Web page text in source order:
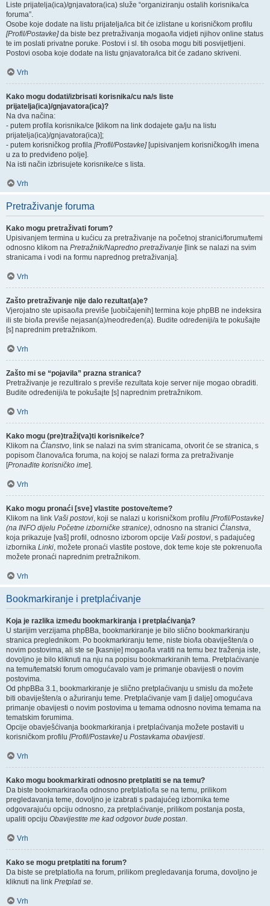
Liste prijatelja(ica)/gnjavatora(ica) služe “organiziranju ostalih korisnika/ca
foruma”.
Osobe koje dodate na listu prijatelja/ica bit će izlistane u korisničkom profilu
[Profil/Postavke]da biste bez pretraživanja mogao/la vidjeti njihov online status
te im poslati privatne poruke. Postovi i sl. tih osoba mogu biti posvijetljeni.
Postovi osoba koje dodate na listu gnjavatora/ica bit će zadano skriveni.
Vrh
Kako mogu dodati/izbrisati korisnika/cu na/s liste
prijatelja(ica)/gnjavatora(ica)?
Na dva načina:
- putem profila korisnika/ce [klikom na link dodajete ga/ju na listu
prijatelja(ica)/gnjavatora(ica)];
- putem korisničkog profila [Profil/Postavke][upisivanjem korisničkog/ih imena
u za to predviđeno polje].
Na isti način izbrisujete korisnike/ce s lista.
Vrh
Pretraživanje foruma
Kako mogu pretraživati forum?
Upisivanjem termina u kućicu za pretraživanje na početnoj stranici/forumu/temi
odnosno klikom na Pretražnik/Napredno pretraživanje [link se nalazi na svim
stranicama i vodi na formu naprednog pretraživanja].
Vrh
Zašto pretraživanje nije dalo rezultat(a)e?
Vjerojatno ste upisao/la previše [uobičajenih] termina koje phpBB ne indeksira
ili ste bio/la previše nejasan(a)/neodređen(a). Budite određeniji/a te pokušajte
[s] naprednim pretražnikom.
Vrh
Zašto mi se “pojavila” prazna stranica?
Pretraživanje je rezultiralo s previše rezultata koje server nije mogao obraditi.
Budite određeniji/a te pokušajte [s] naprednim pretražnikom.
Vrh
Kako mogu (pre)traži(va)ti korisnike/ce?
Klikom na Članstvo, link se nalazi na svim stranicama, otvorit će se stranica, s
popisom članova/ica foruma, na kojoj se nalazi forma za pretraživanje
[Pronađite korisničko ime].
Vrh
Kako mogu pronaći [sve] vlastite postove/teme?
Klikom na link Vaši postovi, koji se nalazi u korisničkom profilu [Profil/Postavke]
(na INFO dijelu Početne izborničke stranice), odnosno na stranici Članstva,
koja prikazuje [vaš] profil, odnosno izborom opcije Vaši postovi, s padajućeg
izbornika Linki, možete pronaći vlastite postove, dok teme koje ste pokrenuo/la
možete pronaći naprednim pretražnikom.
Vrh
Bookmarkiranje i pretplaćivanje
Koja je razlika između bookmarkiranja i pretplaćivanja?
U starijim verzijama phpBBa, bookmarkiranje je bilo slično bookmarkiranju
stranica preglednikom. Po bookmarkiranju teme, niste bio/la obaviješten/a o
novim postovima, ali ste se [kasnije] mogao/la vratiti na temu bez traženja iste,
dovoljno je bilo kliknuti na nju na popisu bookmarkiranih tema. Pretplaćivanje
na temu/tematski forum omogućavalo vam je primanje obavijesti o novim
postovima.
Od phpBBa 3.1, bookmarkiranje je slično pretplaćivanju u smislu da možete
biti obaviješten/a o ažuriranju teme. Pretplaćivanje vam [i dalje] omogućava
primanje obavijesti o novim postovima u temama odnosno novima temama na
tematskim forumima.
Opcije obavješćivanja bookmarkiranja i pretplaćivanja možete postaviti u
korisničkom profilu [Profil/Postavke]u Postavkama obavijesti.
Vrh
Kako mogu bookmarkirati odnosno pretplatiti se na temu?
Da biste bookmarkirao/la odnosno pretplatio/la se na temu, prilikom
pregledavanja teme, dovoljno je izabrati s padajućeg izbornika teme
odgovarajuću opciju odnosno, za pretplaćivanje, prilikom postanja posta,
upaliti opciju Obavijestite me kad odgovor bude postan.
Vrh
Kako se mogu pretplatiti na forum?
Da biste se pretplatio/la na forum, prilikom pregledavanja foruma, dovoljno je
kliknuti na link Pretplati se.
Vrh